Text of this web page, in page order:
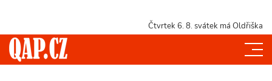
Čtvrtek 6. 8. svátek má Oldřiška